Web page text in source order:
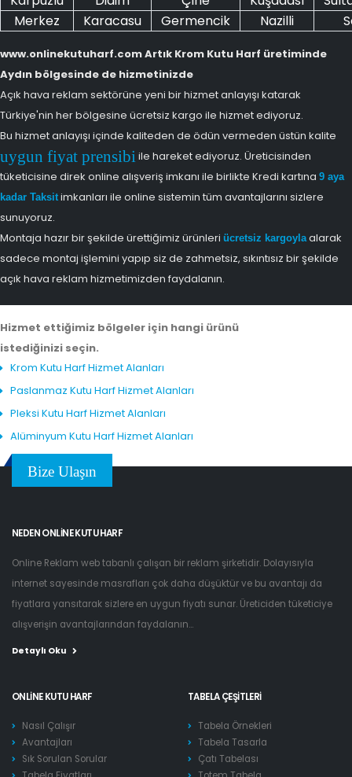
Merkez
Karacasu Germencik Nazilli
www.onlinekutuharf.com Artık Krom Kutu Harf üretiminde
Aydın bölgesinde de hizmetinizde
Açık hava reklam sektörüne yeni bir hizmet anlayışı katarak
Türkiye'nin her bölgesine ücretsiz kargo ile hizmet ediyoruz.
Bu hizmet anlayışı içinde kaliteden de ödün vermeden üstün kalite
uygun fiyat prensibi ile hareket ediyoruz. Üreticisinden
tüketicisine direk online alışveriş imkanı ile birlikte Kredi kartına 9 aya
kadar Taksitimkanları ile online sistemin tüm avantajlarını sizlere
sunuyoruz.
Montaja hazır bir şekilde ürettiğimiz ürünleri ücretsiz kargoylaalarak
sadece montaj işlemini yapıp siz de zahmetsiz, sıkıntısız bir şekilde
açık hava reklam hizmetimizden faydalanın.
Hizmet ettiğimiz bölgeler için hangi ürünü
istediğinizi seçin.
Krom Kutu Harf Hizmet Alanları
Paslanmaz Kutu Harf Hizmet Alanları
Pleksi Kutu Harf Hizmet Alanları
Alüminyum Kutu Harf Hizmet Alanları
Bize Ulaşın
NEDEN ONLINE KUTU HARF
Online Reklam web tabanlı çalışan bir reklam şirketidir. Dolayısıyla
internet sayesinde masrafları çok daha düşüktür ve bu avantajı da
fiyatlara yansıtarak sizlere en uygun fiyatı sunar. Üreticiden tüketiciye
alışverişin avantajlarından faydalanın...
Detaylı Oku
ONLINE KUTU HARF
Nasıl Çalışır
Avantajları
Sık Sorulan Sorular
TABELA ÇEŞITLERI
Tabela Örnekleri
Tabela Tasarla
Çatı Tabelası